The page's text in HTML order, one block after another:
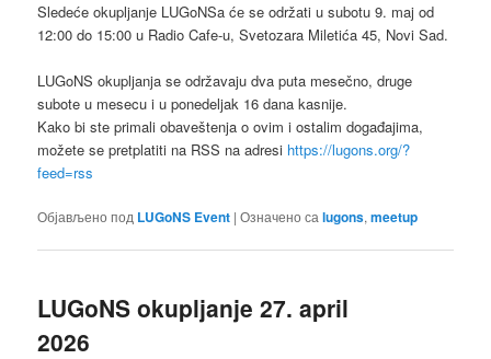
Sledeće okupljanje LUGoNSa ćе se održati u subotu 9. maj od
12:00 do 15:00 u Radio Cafe-u, Svetozara Miletića 45, Novi Sad.
LUGoNS okupljanja se održavaju dva puta mesečno, druge
subote u mesecu i u ponedeljak 16 dana kasnije.
Kako bi ste primali obaveštenja o ovim i ostalim događajima,
možete se pretplatiti na RSS na adresi https://lugons.org/?
feed=rss
Објављено под LUGoNS Event |Означено са lugons,meetup
LUGoNS okupljanje 27. april
2026